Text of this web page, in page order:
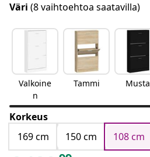
Väri (8 vaihtoehtoa saatavilla)
Valkoine
n
Tammi Musta
Korkeus
169 cm
150 cm 108 cm